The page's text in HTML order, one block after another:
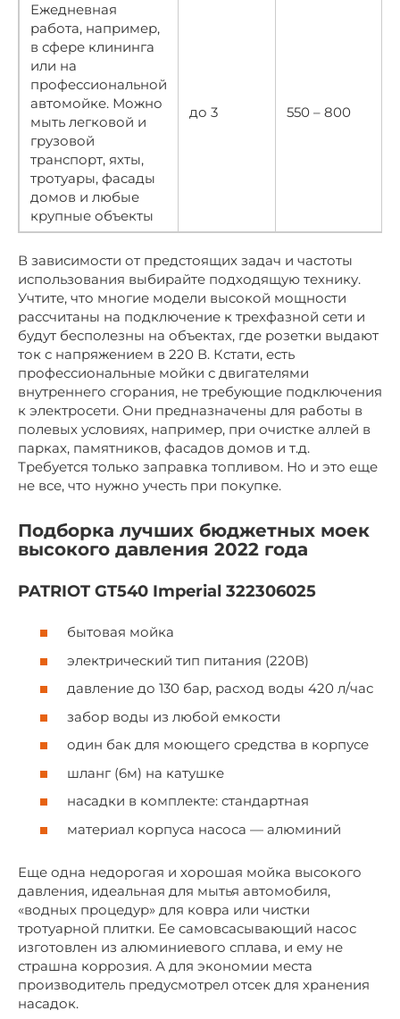
Ежедневная
работа, например,
в сфере клининга
или на
профессиональной
автомойке. Можно
мыть легковой и
грузовой
транспорт, яхты,
тротуары, фасады
домов и любые
крупные объекты
до 3 550 – 800
В зависимости от предстоящих задач и частоты
использования выбирайте подходящую технику.
Учтите, что многие модели высокой мощности
рассчитаны на подключение к трехфазной сети и
будут бесполезны на объектах, где розетки выдают
ток с напряжением в 220 В. Кстати, есть
профессиональные мойки с двигателями
внутреннего сгорания, не требующие подключения
к электросети. Они предназначены для работы в
полевых условиях, например, при очистке аллей в
парках, памятников, фасадов домов и т.д.
Требуется только заправка топливом. Но и это еще
не все, что нужно учесть при покупке.
Подборка лучших бюджетных моек
высокого давления 2022 года
PATRIOT GT540 Imperial 322306025
бытовая мойка
электрический тип питания (220В)
давление до 130 бар, расход воды 420 л/час
забор воды из любой емкости
один бак для моющего средства в корпусе
шланг (6м) на катушке
насадки в комплекте: стандартная
материал корпуса насоса — алюминий
Еще одна недорогая и хорошая мойка высокого
давления, идеальная для мытья автомобиля,
«водных процедур» для ковра или чистки
тротуарной плитки. Ее самовсасывающий насос
изготовлен из алюминиевого сплава, и ему не
страшна коррозия. А для экономии места
производитель предусмотрел отсек для хранения
насадок.